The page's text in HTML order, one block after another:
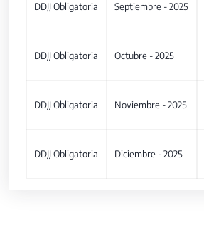
DDJJ Obligatoria Septiembre - 2025
DDJJ Obligatoria Octubre - 2025
DDJJ Obligatoria Noviembre - 2025
DDJJ Obligatoria Diciembre - 2025